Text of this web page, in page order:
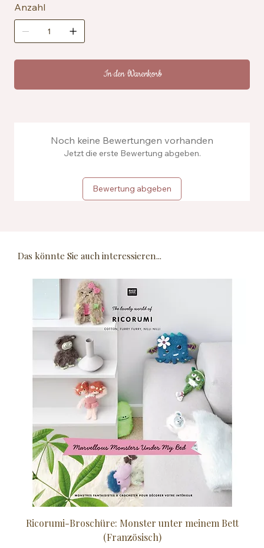
Anzahl
In den Warenkorb
Noch keine Bewertungen vorhanden
Jetzt die erste Bewertung abgeben.
Bewertung abgeben
Das könnte Sie auch interessieren...
Ricorumi-Broschüre: Monster unter meinem Bett
(Französisch)